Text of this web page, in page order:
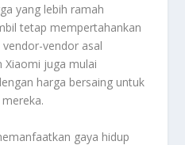
yang lebih ramah
tetap mempertahankan
vendor asal
Xiaomi juga mulai
harga bersaing untuk
gaya hidup